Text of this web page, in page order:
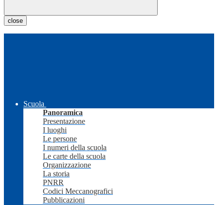
close
Scuola
Panoramica
Presentazione
I luoghi
Le persone
I numeri della scuola
Le carte della scuola
Organizzazione
La storia
PNRR
Codici Meccanografici
Pubblicazioni